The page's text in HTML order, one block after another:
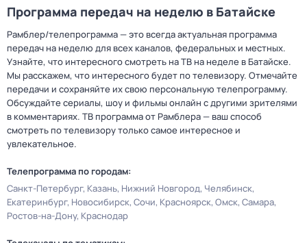
Программа передач на неделю в Батайске
Рамблер/телепрограмма — это всегда актуальная программа
передач на неделю для всех каналов, федеральных и местных.
Узнайте, что интересного смотреть на ТВ на неделе в Батайске.
Мы расскажем, что интересного будет по телевизору. Отмечайте
передачи и сохраняйте их свою персональную телепрограмму.
Обсуждайте сериалы, шоу и фильмы онлайн с другими зрителями
в комментариях. ТВ программа от Рамблера — ваш способ
смотреть по телевизору только самое интересное и
увлекательное.
Телепрограмма по городам:
Санкт-Петербург Казань Нижний Новгород Челябинск
Екатеринбург Новосибирск Сочи Красноярск Омск Самара
Ростов-на-Дону Краснодар